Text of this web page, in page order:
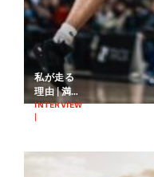
私が走る
理由 | 満極
尚輝
（MGK）
INTERVIEW